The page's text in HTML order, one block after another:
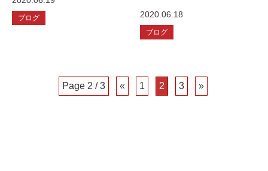
ブログ
タ！！】
2020.06.18
ブログ
Page 2 / 3 « 1 2 3 »